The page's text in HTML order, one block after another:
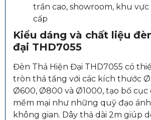
trần cao, showroom, khu
cấp
Kiểu dáng và chất liệu
đại THD7055
Đèn Thả Hiện Đại THD7055 có
tròn thả tầng với các kích thước
Ø600, Ø800 và Ø1000, tạo bố cục
mềm mại như những quỹ đạo
không gian. Dây thả dài 2m giúp